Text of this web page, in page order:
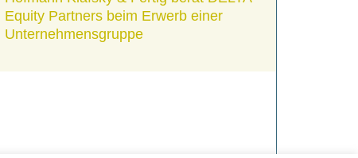
Equity Partners beim Erwerb einer
Unternehmensgruppe